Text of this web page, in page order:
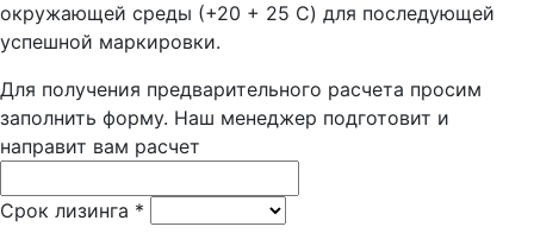
окружающей среды (+20 + 25 C) для последующей
успешной маркировки.
Для получения предварительного расчета просим
заполнить форму. Наш менеджер подготовит и
направит вам расчет
Срок лизинга *